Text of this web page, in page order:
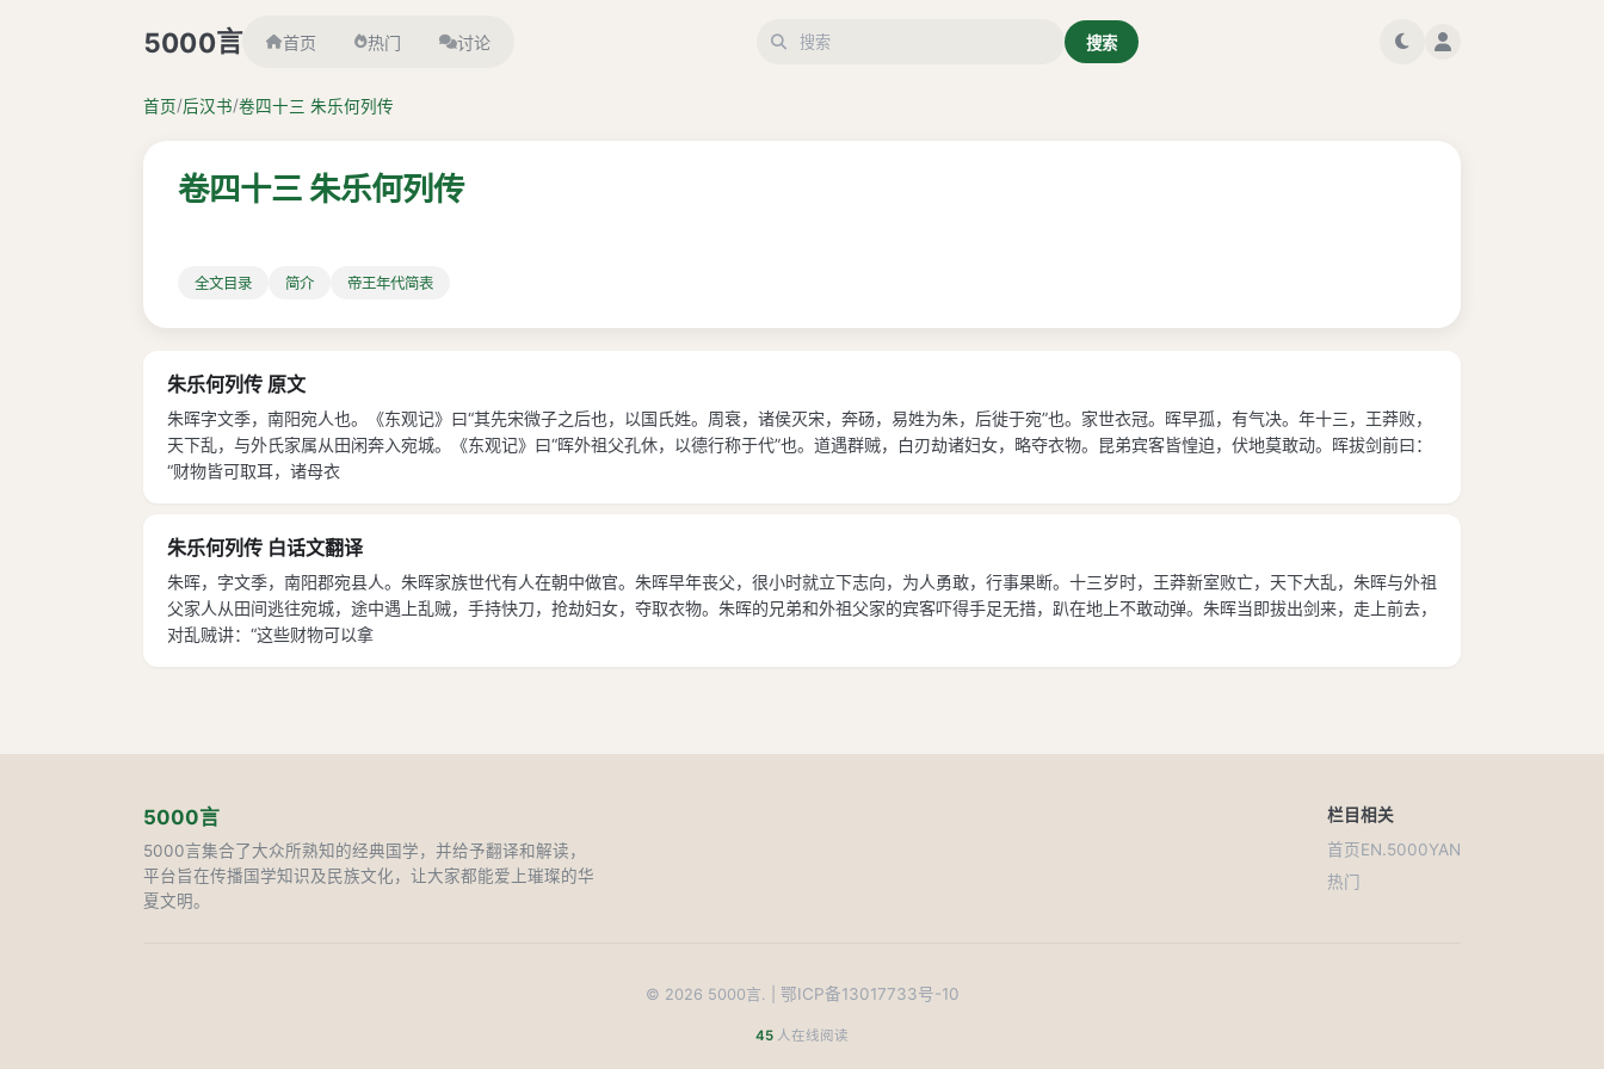
5000言 首页 热门 讨论 搜索
首页/后汉书/卷四十三 朱乐何列传
卷四十三 朱乐何列传
全文目录 简介 帝王年代简表
朱乐何列传 原文
朱晖字文季，南阳宛人也。《东观记》曰“其先宋微子之后也，以国氏姓。周衰，诸侯灭宋，奔砀，易姓为朱，后徙于宛”也。家世衣冠。晖早孤，有气决。年十三，王莽败，
天下乱，与外氏家属从田闲奔入宛城。《东观记》曰“晖外祖父孔休，以德行称于代”也。道遇群贼，白刃劫诸妇女，略夺衣物。昆弟宾客皆惶迫，伏地莫敢动。晖拔剑前曰：
“财物皆可取耳，诸母衣
朱乐何列传 白话文翻译
朱晖，字文季，南阳郡宛县人。朱晖家族世代有人在朝中做官。朱晖早年丧父，很小时就立下志向，为人勇敢，行事果断。十三岁时，王莽新室败亡，天下大乱，朱晖与外祖
父家人从田间逃往宛城，途中遇上乱贼，手持快刀，抢劫妇女，夺取衣物。朱晖的兄弟和外祖父家的宾客吓得手足无措，趴在地上不敢动弹。朱晖当即拔出剑来，走上前去，
对乱贼讲：“这些财物可以拿
5000言
5000言集合了大众所熟知的经典国学，并给予翻译和解读，
平台旨在传播国学知识及民族文化，让大家都能爱上璀璨的华
夏文明。
栏目
首页
热门
相关
EN.5000YAN
© 2026 5000言. | 鄂ICP备13017733号-10
45 人在线阅读